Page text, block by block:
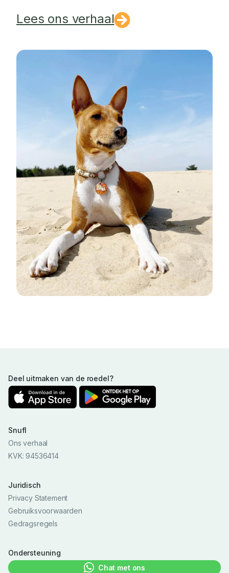
Lees ons verhaal
Deel uitmaken van de roedel?
Snufl
Ons verhaal
KVK: 94536414
Juridisch
Privacy Statement
Gebruiksvoorwaarden
Gedragsregels
Ondersteuning
Chat met ons